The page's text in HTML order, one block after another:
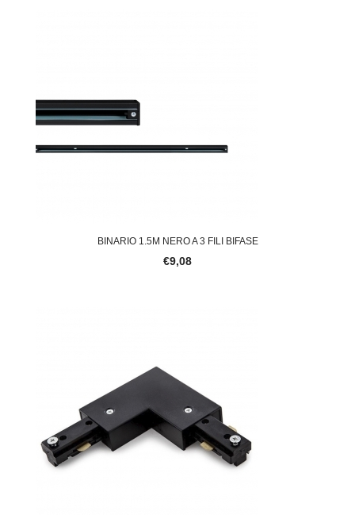
BINARIO 1.5M NERO A 3 FILI BIFASE
€9,08